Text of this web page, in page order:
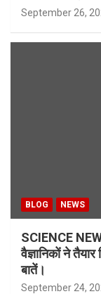
September 26,
BLOG NEWS
SCIENCE
वैज्ञानिकों ने
बातें।
September 24,